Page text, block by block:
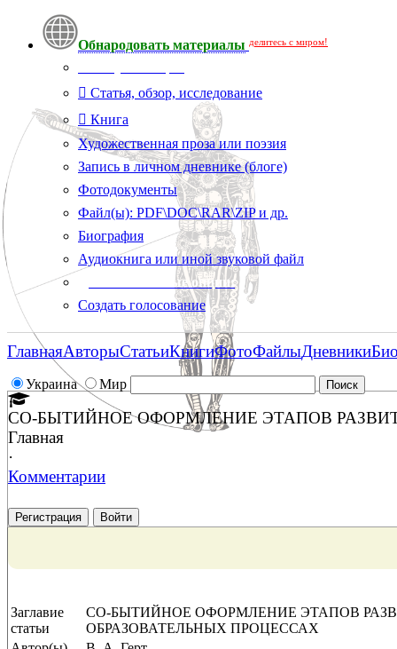
Обнародовать материалы делитесь с миром!
Статья, обзор, исследование
Книга
Художественная проза или поэзия
Запись в личном дневнике (блоге)
Фотодокументы
Файл(ы): PDF\DOC\RAR\ZIP и др.
Биография
Аудиокнига или иной звуковой файл
Дополнительные опции:
Создать голосование
Украина Мир
ГлавнаяАвторыСтатьиКнигиФотоФайлыДневники
СО-БЫТИЙНОЕ ОФОРМЛЕНИЕ ЭТАПОВ
Главная
·
Комментарии
Регистрация Войти
Заглавие
статьи
СО-БЫТИЙНОЕ ОФОРМЛЕНИЕ ЭТАПОВ
ОБРАЗОВАТЕЛЬНЫХ ПРОЦЕССАХ